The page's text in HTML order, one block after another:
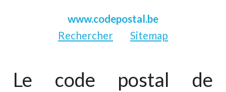
www.codepostal.be
Rechercher
Sitemap
Le code postal de